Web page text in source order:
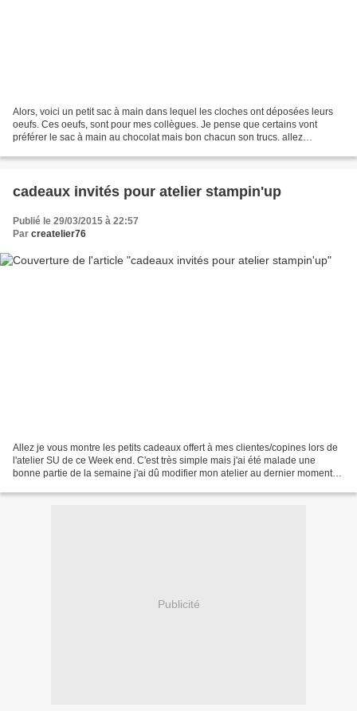
Alors, voici un petit sac à main dans lequel les cloches ont déposées leurs
oeufs. Ces oeufs, sont pour mes collègues. Je pense que certains vont
préférer le sac à main au chocolat mais bon chacun son trucs. allez
cadeaux invités pour atelier stampin'up
Publié le 29/03/2015 à 22:57
Par createlier76
Allez je vous montre les petits cadeaux offert à mes clientes/copines lors de
l'atelier SU de ce Week end. C'est très simple mais j'ai été malade une
bonne partie de la semaine j'ai dû modifier mon atelier au dernier moment
Publicité